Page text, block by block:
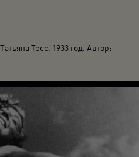
Тэсс. 1933 год. Автор: